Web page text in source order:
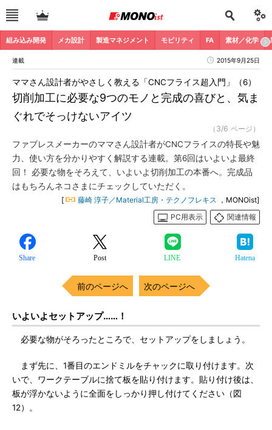
組み込み開発 メカ設計 製造マネジメント モビリティ FA 素材／化学
連載 2015年9月25日
切削加工に必要な9つのモノと完成の喜びと、気ま
ぐれでそっけないアイツ
ママさん設計者がやさしく教える「CNCフライス超入門」（6）
（3/6 ページ）
ファブレスメーカーのママさん設計者がCNCフライスの特長や魅
力、使い方を分かりやすく解説する連載。第6回はいよいよ最終
回！ 必要な物をそろえて、いよいよ切削加工の本番へ。完成品
はもちろんネコさまにチェックしていただく。
[ 藤崎 淳子／Material工房・テクノフレキス ，MONOist]
PC用表示
関連情報
Share Post LINE Hatena
前のページへ 次のページへ
いよいよセットアップ……！
必要な物がそろったところで、セットアップをしましょう。
まず先に、1番目のエンドミルをチャックに取り付けます。次
いで、ワークテーブルに捨て板を貼り付けます。貼り付け後は、
板が浮かないように全面をしっかり押し付けてください（図
12）。